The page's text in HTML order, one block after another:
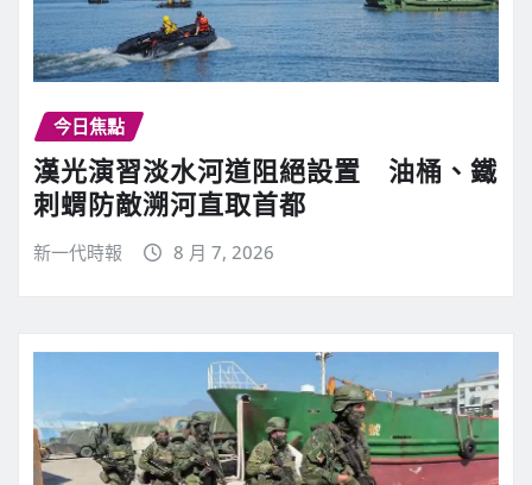
今日焦點
漢光演習淡水河道阻絕設置 油桶、鐵
刺蝟防敵溯河直取首都
新一代時報 8 月 7, 2026